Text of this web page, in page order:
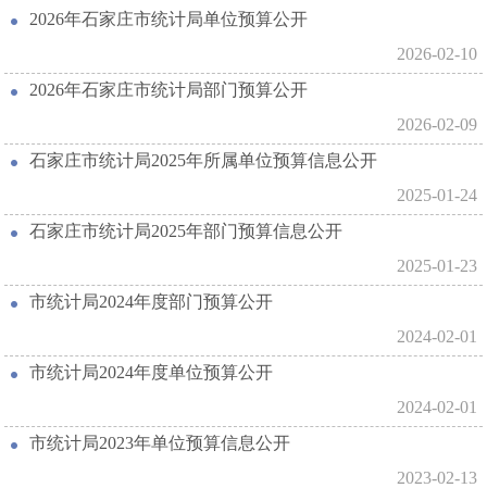
2026年石家庄市统计局单位预算公开
2026-02-10
2026年石家庄市统计局部门预算公开
2026-02-09
石家庄市统计局2025年所属单位预算信息公开
2025-01-24
石家庄市统计局2025年部门预算信息公开
2025-01-23
市统计局2024年度部门预算公开
2024-02-01
市统计局2024年度单位预算公开
2024-02-01
市统计局2023年单位预算信息公开
2023-02-13